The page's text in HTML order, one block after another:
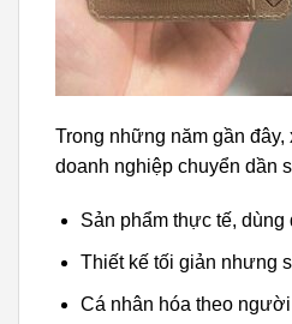
Trong những năm gần
doanh nghiệp chuyển dần
Sản phẩm thực tế,
Thiết kế tối giản nhưng
Cá nhân hóa theo